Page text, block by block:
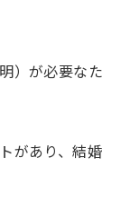
）が必要なた
があり、結婚